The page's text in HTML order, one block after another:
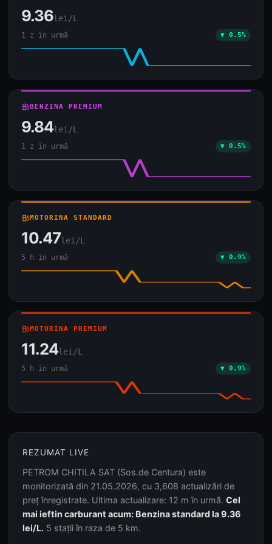
9.36lei/L
1 z în urmă ▼ 0.5%
local_gas_stationBENZINA PREMIUM
9.84lei/L
1 z în urmă ▼ 0.5%
local_gas_stationMOTORINA STANDARD
10.47lei/L
5 h în urmă ▼ 0.9%
local_gas_stationMOTORINA PREMIUM
11.24lei/L
5 h în urmă ▼ 0.9%
REZUMAT LIVE
PETROM CHITILA SAT (Sos.de Centura) este
monitorizată din 21.05.2026, cu 3,608 actualizări de
preț înregistrate. Ultima actualizare: 12 m în urmă. Cel
mai ieftin carburant acum: Benzina standard la 9.36
lei/L. 5 stații în raza de 5 km.